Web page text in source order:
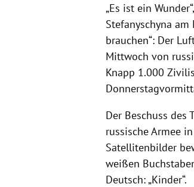
„Es ist ein
Stefanyschyna
brauchen“: Der
Mittwoch von
Knapp 1.000
Der Beschuss
russische Armee
Satellitenbilder
weißen
Deutsch: „Kinder“.